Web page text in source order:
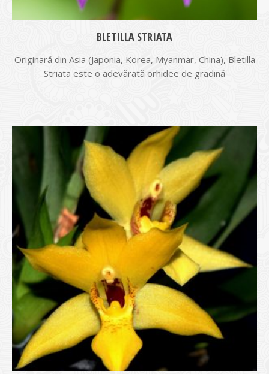
BLETILLA STRIATA
Originară din Asia (Japonia, Korea, Myanmar, China), Bletilla
Striata este o adevărată orhidee de gradină